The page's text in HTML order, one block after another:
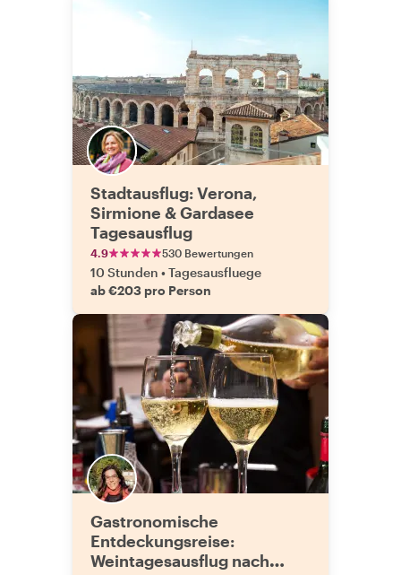
Stadtausflug: Verona,
Sirmione & Gardasee
Tagesausflug
4.9 530 Bewertungen
10 Stunden •Tagesausfluege
ab €203 pro Person
Gastronomische
Entdeckungsreise:
Weintagesausflug nach